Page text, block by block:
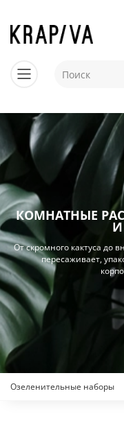
КОМНАТНЫЕ
От скромного кактуса до
пересаживает,
Озеленительные наборы